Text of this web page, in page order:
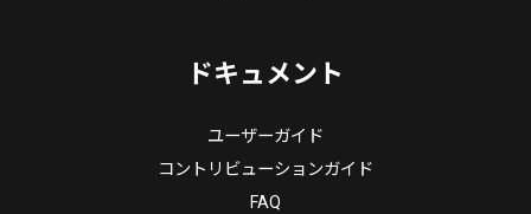
ドキュメント
ユーザーガイド
コントリビューションガイド
FAQ